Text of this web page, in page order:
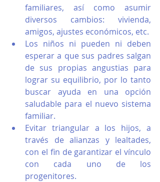
familiares, así como asumir
diversos cambios: vivienda,
amigos, ajustes económicos, etc.
Los niños ni pueden ni deben
esperar a que sus padres salgan
de sus propias angustias para
lograr su equilibrio, por lo tanto
buscar ayuda en una opción
saludable para el nuevo sistema
familiar.
Evitar triangular a los hijos, a
través de alianzas y lealtades,
con el fin de garantizar el vínculo
con cada uno de los
progenitores.